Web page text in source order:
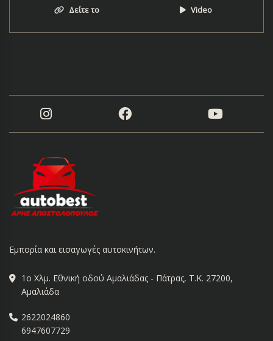
Δείτε το Video
Εμπορία και εισαγωγές αυτοκινήτων.
1ο Χλμ. Εθνική οδού Αμαλιάδας - Πάτρας, Τ.Κ. 27200,
Αμαλιάδα
2622024860
6947607729